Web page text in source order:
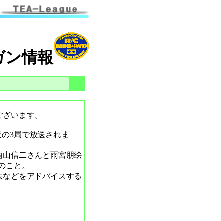
ン情報
います。
3局で放送されま
信二さんと雨宮朋絵
こと。
どをアドバイスする